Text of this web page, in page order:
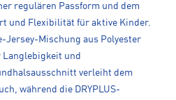
regulären Passform und dem
und Flexibilität für aktive Kinder.
Jersey-Mischung aus Polyester
Langlebigkeit und
verleiht dem
während die DRYPLUS-